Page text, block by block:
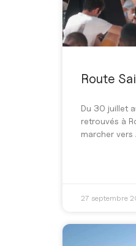
Route
Du 30 juillet
retrouvés à
marcher vers
27 septembre